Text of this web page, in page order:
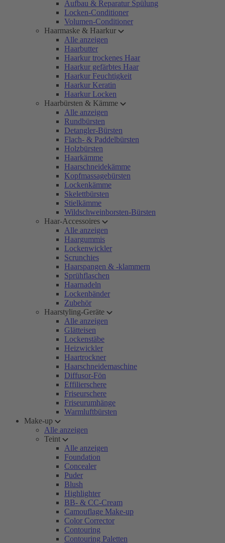
Aufbau & Reparatur Spülung
Locken-Conditioner
Volumen-Conditioner
Haarmaske & Haarkur
Alle anzeigen
Haarbutter
Haarkur trockenes Haar
Haarkur gefärbtes Haar
Haarkur Feuchtigkeit
Haarkur Keratin
Haarkur Locken
Haarbürsten & Kämme
Alle anzeigen
Rundbürsten
Detangler-Bürsten
Flach- & Paddelbürsten
Holzbürsten
Haarkämme
Haarschneidekämme
Kopfmassagebürsten
Lockenkämme
Skelettbürsten
Stielkämme
Wildschweinborsten-Bürsten
Haar-Accessoires
Alle anzeigen
Haargummis
Lockenwickler
Scrunchies
Haarspangen & -klammern
Sprühflaschen
Haarnadeln
Lockenbänder
Zubehör
Haarstyling-Geräte
Alle anzeigen
Glätteisen
Lockenstäbe
Heizwickler
Haartrockner
Haarschneidemaschine
Diffusor-Fön
Effilierschere
Friseurschere
Friseurumhänge
Warmluftbürsten
Make-up
Alle anzeigen
Teint
Alle anzeigen
Foundation
Concealer
Puder
Blush
Highlighter
BB- & CC-Cream
Camouflage Make-up
Color Corrector
Contouring
Contouring Paletten